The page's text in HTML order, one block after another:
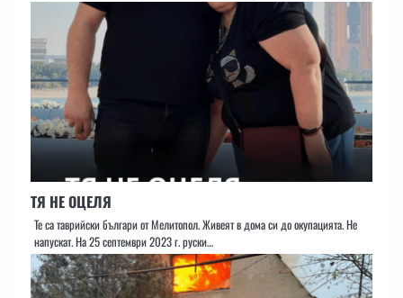
ТЯ НЕ ОЦЕЛЯ
Те са таврийски българи от Мелитопол. Живеят в дома си до окупацията. Не
напускат. На 25 септември 2023 г. руски…